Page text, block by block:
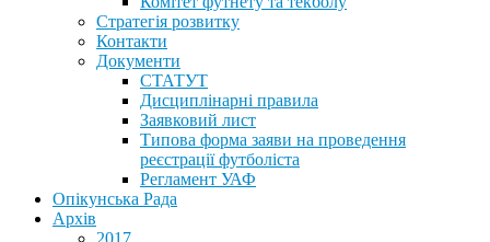
Стратегія розвитку
Контакти
Документи
СТАТУТ
Дисциплінарні правила
Заявковий лист
Типова форма заяви на проведення
реєстрації футболіста
Регламент УАФ
Опікунська Рада
Архів
2017